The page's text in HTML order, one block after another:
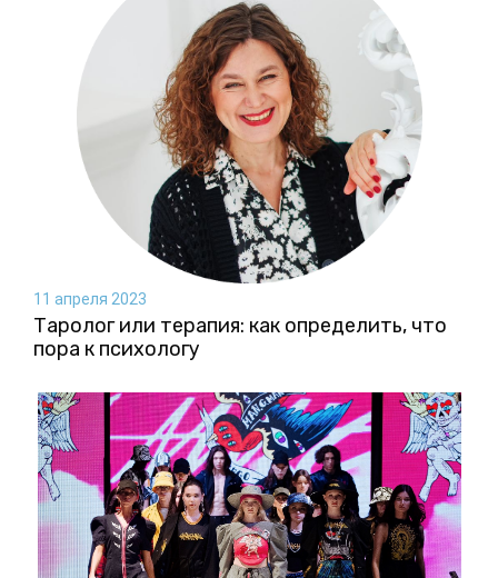
11 апреля 2023
Таролог или терапия: как определить, что
пора к психологу